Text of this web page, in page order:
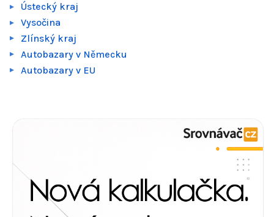
Ústecký kraj
Vysočina
Zlínský kraj
Autobazary v Německu
Autobazary v EU